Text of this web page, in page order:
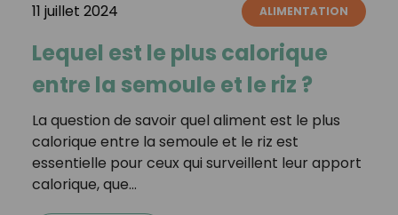
11 juillet 2024 ALIMENTATION
Lequel est le plus calorique
entre la semoule et le riz ?
La question de savoir quel aliment est le plus
calorique entre la semoule et le riz est
essentielle pour ceux qui surveillent leur apport
calorique, que…